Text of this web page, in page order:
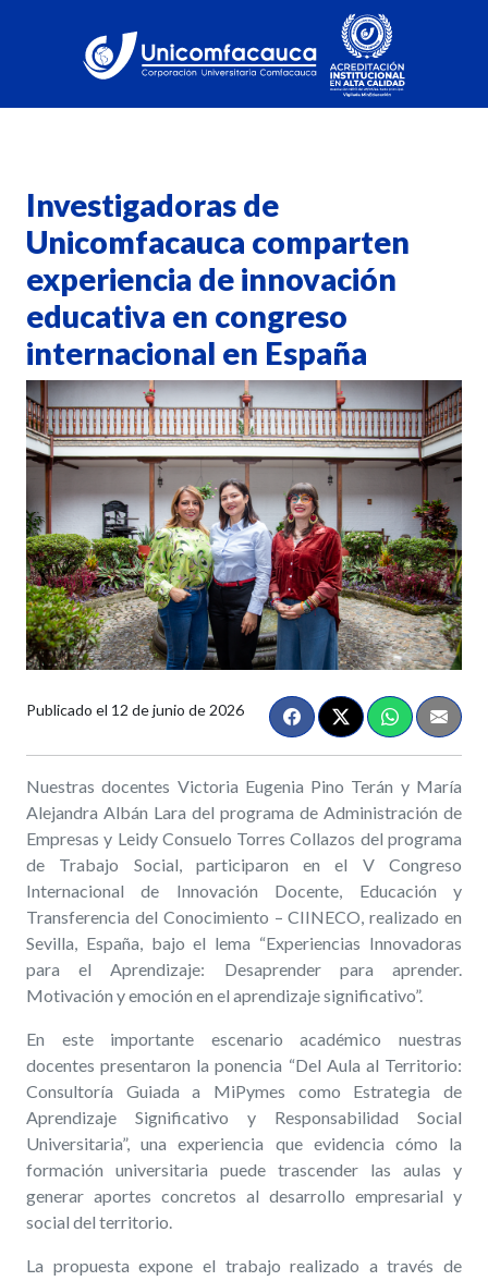
Investigadoras de
Unicomfacauca comparten
experiencia de innovación
educativa en congreso
internacional en España
Publicado el 12 de junio de 2026
Nuestras docentes Victoria Eugenia Pino Terán y María
Alejandra Albán Lara del programa de Administración de
Empresas y Leidy Consuelo Torres Collazos del programa
de Trabajo Social, participaron en el V Congreso
Internacional de Innovación Docente, Educación y
Transferencia del Conocimiento – CIINECO, realizado en
Sevilla, España, bajo el lema “Experiencias Innovadoras
para el Aprendizaje: Desaprender para aprender.
Motivación y emoción en el aprendizaje significativo”.
En este importante escenario académico nuestras
docentes presentaron la ponencia “Del Aula al Territorio:
Consultoría Guiada a MiPymes como Estrategia de
Aprendizaje Significativo y Responsabilidad Social
Universitaria”, una experiencia que evidencia cómo la
formación universitaria puede trascender las aulas y
generar aportes concretos al desarrollo empresarial y
social del territorio.
La propuesta expone el trabajo realizado a través de